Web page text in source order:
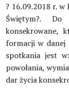
POLECAMY
? 16.09.2018 r. w
Świętym?.
konsekrowane,
formacji w danej
spotkania jest
powołania,
dar życia